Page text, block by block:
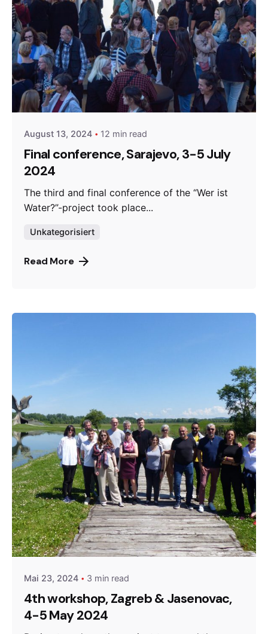
Posted by
admin
August 13, 2024 12 min read
Final conference, Sarajevo, 3-5 July
2024
The third and final conference of the “Wer ist
Water?”-project took place...
Unkategorisiert
Read More
Posted by
admin
Mai 23, 2024 3 min read
4th workshop, Zagreb & Jasenovac,
4-5 May 2024